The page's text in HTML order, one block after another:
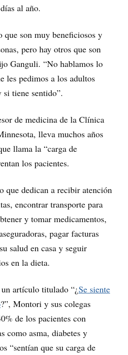
al año.
que son muy beneficiosos y
pero hay otros que son
Ganguli. “No hablamos lo
les pedimos a los adultos
si tiene sentido”.
de medicina de la Clínica
lleva muchos años
llama la “carga de
los pacientes.
que dedican a recibir atención
encontrar transporte para
y tomar medicamentos,
pagar facturas
salud en casa y seguir
en la dieta.
artículo titulado “¿Se siente
?”, Montori y sus colegas
de los pacientes con
como asma, diabetes y
“sentían que su carga de